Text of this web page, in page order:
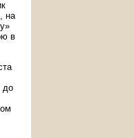
на
в
до